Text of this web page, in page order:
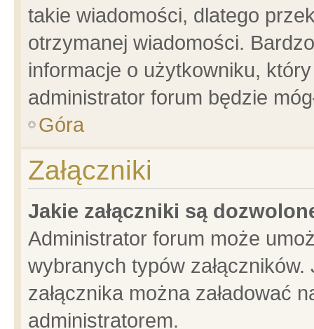
takie wiadomości, dlatego
otrzymanej wiadomości.
informacje o użytkowniku,
administrator forum będzie
Góra
Załączniki
Jakie załączniki są
Administrator forum może
wybranych typów
załącznika można załadować
administratorem.